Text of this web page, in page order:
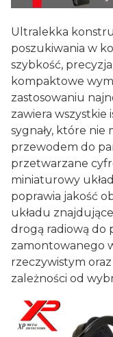
Ultralekka
poszukiwania w
szybkość,
kompaktowe
zastosowaniu
zawiera
sygnały, które
przewodem do
przetwarzane
miniaturowy
poprawia jakość
układu
drogą radiową do
zamontowanego
rzeczywistym
zależności od